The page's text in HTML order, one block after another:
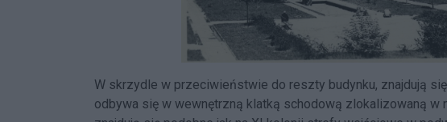
W skrzydle w przeciwieństwie do reszty budynku, znajdują
odbywa się w wewnętrzną klatką schodową zlokalizowaną w